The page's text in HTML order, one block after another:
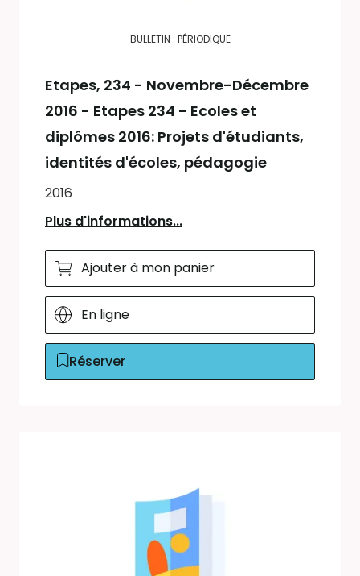
BULLETIN : PÉRIODIQUE
Etapes, 234 - Novembre-Décembre
2016 - Etapes 234 - Ecoles et
diplômes 2016: Projets d'étudiants,
identités d'écoles, pédagogie
2016
Plus d'informations...
Ajouter à mon panier
En ligne
Réserver